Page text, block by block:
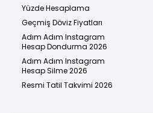
Yüzde Hesaplama
Geçmiş Döviz Fiyatları
Adım Adım Instagram
Hesap Dondurma 2026
Adım Adım Instagram
Hesap Silme 2026
Resmi Tatil Takvimi 2026